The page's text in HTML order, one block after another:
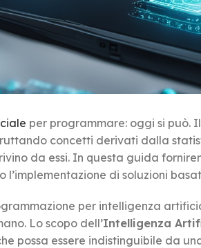
per programmare: oggi si può. Il
concetti derivati dalla
da essi. In questa guida
l’implementazione di soluzioni
per intelligenza
Lo scopo dell’Intelligenza
possa essere indistinguibile da